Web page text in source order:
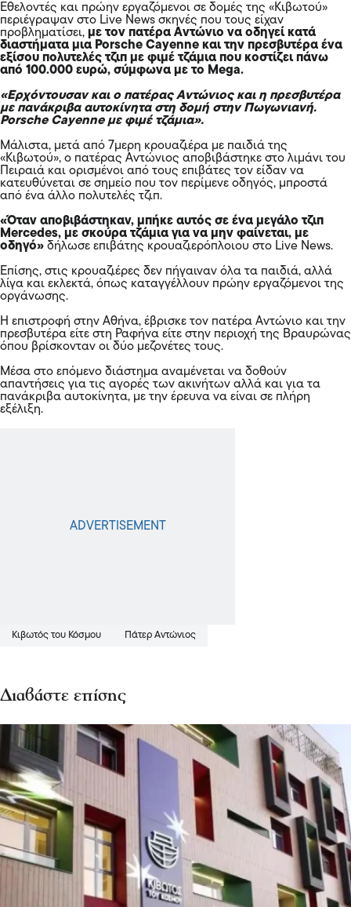
Εθελοντές και πρώην εργαζόμενοι σε δομές της «Κιβωτού»
περιέγραψαν στο Live News σκηνές που τους είχαν
προβληματίσει, με τον πατέρα Αντώνιο να οδηγεί κατά
διαστήματα μια Porsche Cayenne και την πρεσβυτέρα ένα
εξίσου πολυτελές τζιπ με φιμέ τζάμια που κοστίζει πάνω
από 100.000 ευρώ, σύμφωνα με το Mega.
«Ερχόντουσαν και ο πατέρας Αντώνιος και η πρεσβυτέρα
με πανάκριβα αυτοκίνητα στη δομή στην Πωγωνιανή.
Porsche Cayenne με φιμέ τζάμια».
Μάλιστα, μετά από 7μερη κρουαζιέρα με παιδιά της
«Κιβωτού», ο πατέρας Αντώνιος αποβιβάστηκε στο λιμάνι του
Πειραιά και ορισμένοι από τους επιβάτες τον είδαν να
κατευθύνεται σε σημείο που τον περίμενε οδηγός, μπροστά
από ένα άλλο πολυτελές τζιπ.
«Όταν αποβιβάστηκαν, μπήκε αυτός σε ένα μεγάλο τζιπ
Mercedes, με σκούρα τζάμια για να μην φαίνεται, με
οδηγό» δήλωσε επιβάτης κρουαζιερόπλοιου στο Live News.
Επίσης, στις κρουαζιέρες δεν πήγαιναν όλα τα παιδιά, αλλά
λίγα και εκλεκτά, όπως καταγγέλλουν πρώην εργαζόμενοι της
οργάνωσης.
Η επιστροφή στην Αθήνα, έβρισκε τον πατέρα Αντώνιο και την
πρεσβυτέρα είτε στη Ραφήνα είτε στην περιοχή της Βραυρώνας
όπου βρίσκονταν οι δύο μεζονέτες τους.
Μέσα στο επόμενο διάστημα αναμένεται να δοθούν
απαντήσεις για τις αγορές των ακινήτων αλλά και για τα
πανάκριβα αυτοκίνητα, με την έρευνα να είναι σε πλήρη
εξέλιξη.
Κιβωτός του Κόσμου Πάτερ Αντώνιος
Διαβάστε επίσης